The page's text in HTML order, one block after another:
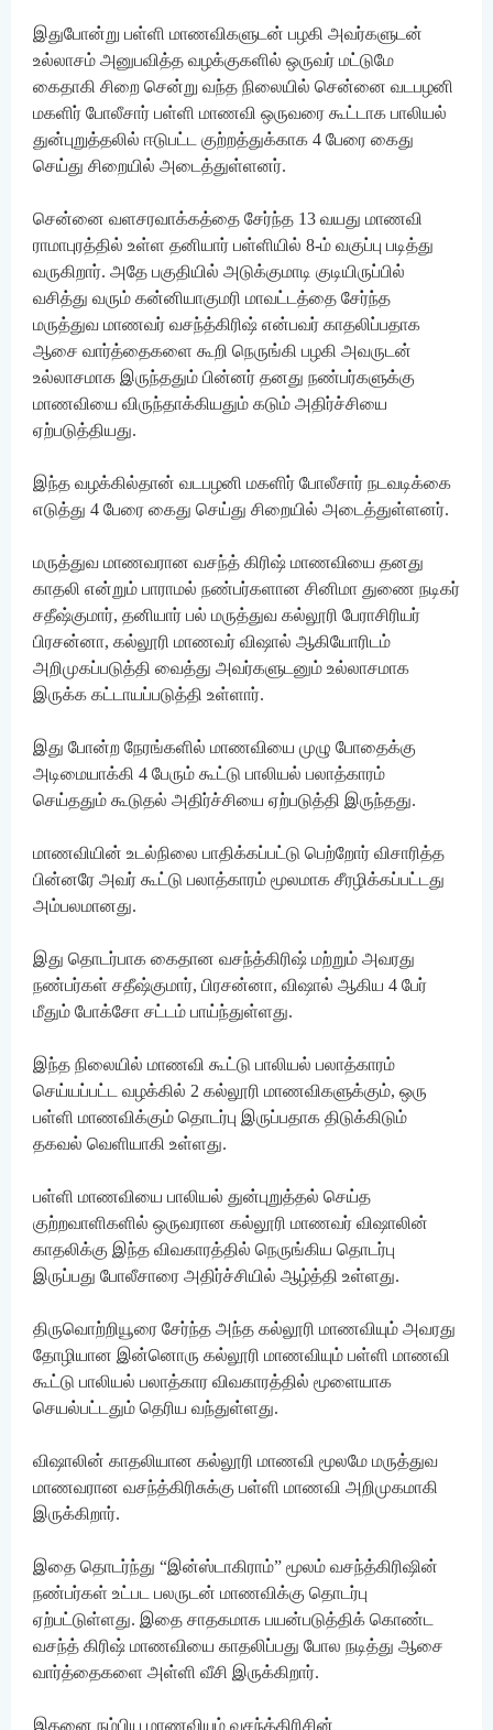
இதுபோன்று பள்ளி மாணவிகளுடன் பழகி அவர்களுடன்
உல்லாசம் அனுபவித்த வழக்குகளில் ஒருவர் மட்டுமே
கைதாகி சிறை சென்று வந்த நிலையில் சென்னை வடபழனி
மகளிர் போலீசார் பள்ளி மாணவி ஒருவரை கூட்டாக பாலியல்
துன்புறுத்தலில் ஈடுபட்ட குற்றத்துக்காக 4 பேரை கைது
செய்து சிறையில் அடைத்துள்ளனர்.
சென்னை வளசரவாக்கத்தை சேர்ந்த 13 வயது மாணவி
ராமாபுரத்தில் உள்ள தனியார் பள்ளியில் 8-ம் வகுப்பு படித்து
வருகிறார். அதே பகுதியில் அடுக்குமாடி குடியிருப்பில்
வசித்து வரும் கன்னியாகுமரி மாவட்டத்தை சேர்ந்த
மருத்துவ மாணவர் வசந்த்கிரிஷ் என்பவர் காதலிப்பதாக
ஆசை வார்த்தைகளை கூறி நெருங்கி பழகி அவருடன்
உல்லாசமாக இருந்ததும் பின்னர் தனது நண்பர்களுக்கு
மாணவியை விருந்தாக்கியதும் கடும் அதிர்ச்சியை
ஏற்படுத்தியது.
இந்த வழக்கில்தான் வடபழனி மகளிர் போலீசார் நடவடிக்கை
எடுத்து 4 பேரை கைது செய்து சிறையில் அடைத்துள்ளனர்.
மருத்துவ மாணவரான வசந்த் கிரிஷ் மாணவியை தனது
காதலி என்றும் பாராமல் நண்பர்களான சினிமா துணை நடிகர்
சதீஷ்குமார், தனியார் பல் மருத்துவ கல்லூரி பேராசிரியர்
பிரசன்னா, கல்லூரி மாணவர் விஷால் ஆகியோரிடம்
அறிமுகப்படுத்தி வைத்து அவர்களுடனும் உல்லாசமாக
இருக்க கட்டாயப்படுத்தி உள்ளார்.
இது போன்ற நேரங்களில் மாணவியை முழு போதைக்கு
அடிமையாக்கி 4 பேரும் கூட்டு பாலியல் பலாத்காரம்
செய்ததும் கூடுதல் அதிர்ச்சியை ஏற்படுத்தி இருந்தது.
மாணவியின் உடல்நிலை பாதிக்கப்பட்டு பெற்றோர் விசாரித்த
பின்னரே அவர் கூட்டு பலாத்காரம் மூலமாக சீரழிக்கப்பட்டது
அம்பலமானது.
இது தொடர்பாக கைதான வசந்த்கிரிஷ் மற்றும் அவரது
நண்பர்கள் சதீஷ்குமார், பிரசன்னா, விஷால் ஆகிய 4 பேர்
மீதும் போக்சோ சட்டம் பாய்ந்துள்ளது.
இந்த நிலையில் மாணவி கூட்டு பாலியல் பலாத்காரம்
செய்யப்பட்ட வழக்கில் 2 கல்லூரி மாணவிகளுக்கும், ஒரு
பள்ளி மாணவிக்கும் தொடர்பு இருப்பதாக திடுக்கிடும்
தகவல் வெளியாகி உள்ளது.
பள்ளி மாணவியை பாலியல் துன்புறுத்தல் செய்த
குற்றவாளிகளில் ஒருவரான கல்லூரி மாணவர் விஷாலின்
காதலிக்கு இந்த விவகாரத்தில் நெருங்கிய தொடர்பு
இருப்பது போலீசாரை அதிர்ச்சியில் ஆழ்த்தி உள்ளது.
திருவொற்றியூரை சேர்ந்த அந்த கல்லூரி மாணவியும் அவரது
தோழியான இன்னொரு கல்லூரி மாணவியும் பள்ளி மாணவி
கூட்டு பாலியல் பலாத்கார விவகாரத்தில் மூளையாக
செயல்பட்டதும் தெரிய வந்துள்ளது.
விஷாலின் காதலியான கல்லூரி மாணவி மூலமே மருத்துவ
மாணவரான வசந்த்கிரிசுக்கு பள்ளி மாணவி அறிமுகமாகி
இருக்கிறார்.
இதை தொடர்ந்து “இன்ஸ்டாகிராம்” மூலம் வசந்த்கிரிஷின்
நண்பர்கள் உட்பட பலருடன் மாணவிக்கு தொடர்பு
ஏற்பட்டுள்ளது. இதை சாதகமாக பயன்படுத்திக் கொண்ட
வசந்த் கிரிஷ் மாணவியை காதலிப்பது போல நடித்து ஆசை
வார்த்தைகளை அள்ளி வீசி இருக்கிறார்.
இதனை நம்பிய மாணவியும் வசந்த்கிரிசின்